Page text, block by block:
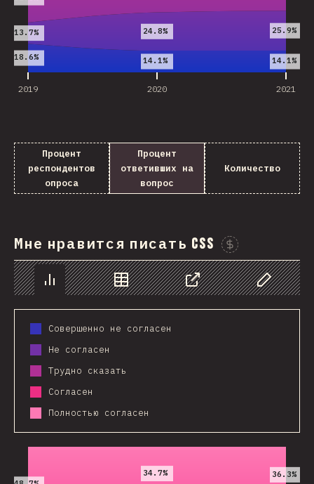
2019 2020 2021
18.6% 14.1% 14.1%
13.7% 24.8% 25.9%
Процент
респондентов
опроса
Процент
ответивших на
вопрос
Количество
Мне нравится писать CSS
График Данные Поделиться Изменить
Совершенно не согласен
Не согласен
Трудно сказать
Согласен
Полностью согласен
2019 2020 2021
34.7% 36.3%